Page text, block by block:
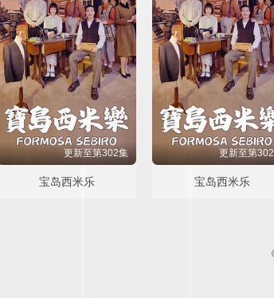
更新至第302集
宝岛西米乐
更新至第
宝岛西米乐